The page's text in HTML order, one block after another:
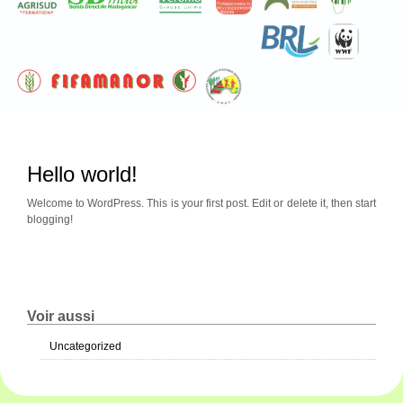
Hello world!
Welcome to WordPress. This is your first post. Edit or delete it, then start
blogging!
Voir aussi
Uncategorized